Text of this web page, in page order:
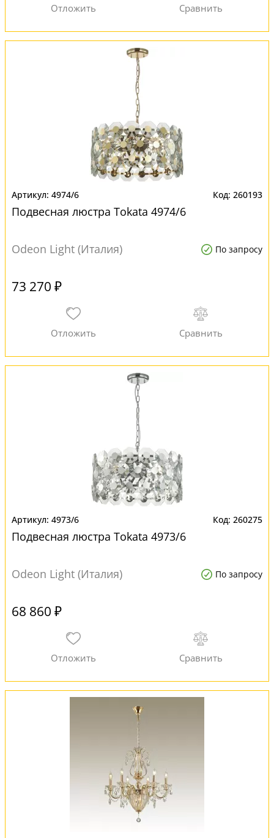
4974/6 260193
Подвесная люстра Tokata 4974/6
Odeon Light (Италия) По запросу
73 270 ₽
4973/6 260275
Подвесная люстра Tokata 4973/6
Odeon Light (Италия) По запросу
68 860 ₽